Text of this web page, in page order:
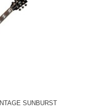
SUNBURST